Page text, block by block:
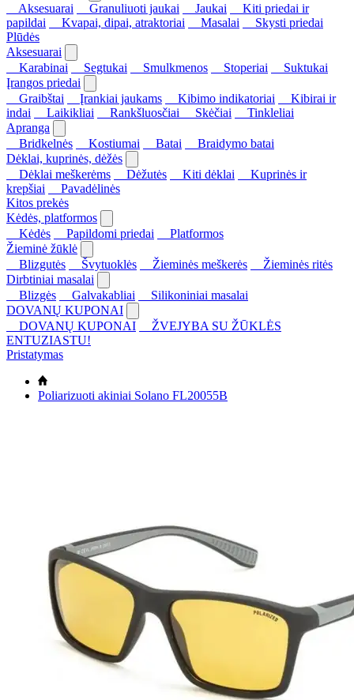
Aksesuarai
Granuliuoti jaukai Jaukai
Kiti priedai ir
papildai
Kvapai, dipai, atraktoriai Masalai
Skysti priedai
Plūdės
Aksesuarai
Karabinai
Segtukai Smulkmenos Stoperiai
Suktukai
Įrangos priedai
Graibštai
Įrankiai jaukams Kibimo indikatoriai
Kibirai ir
indai
Laikikliai Rankšluosčiai Skėčiai
Tinkleliai
Apranga
Bridkelnės
Kostiumai Batai
Braidymo batai
Dėklai, kuprinės, dėžės
Dėklai meškerėms
Dėžutės Kiti dėklai
Kuprinės ir
krepšiai
Pavadėlinės
Kitos prekės
Kėdės, platformos
Kėdės
Papildomi priedai
Platformos
Žieminė žūklė
Blizgutės
Švytuoklės Žieminės meškerės
Žieminės ritės
Dirbtiniai masalai
Blizgės
Galvakabliai
Silikoniniai masalai
DOVANŲ KUPONAI
DOVANŲ KUPONAI
ŽVEJYBA SU ŽŪKLĖS
ENTUZIASTU!
Pristatymas
Poliarizuoti akiniai Solano FL20055B